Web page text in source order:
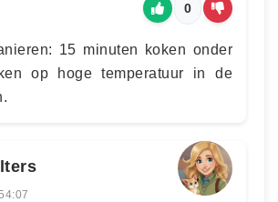
0
15 minuten koken onder
op hoge temperatuur in de